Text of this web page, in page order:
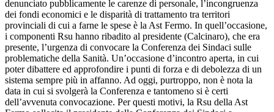
denunciato pubblicamente le carenze di personale, l’incongruenza
dei fondi economici e le disparità di trattamento tra territori
provinciali di cui a farne le spese è la Ast Fermo. In quell’occasione,
i componenti Rsu hanno ribadito al presidente (Calcinaro), che era
presente, l’urgenza di convocare la Conferenza dei Sindaci sulle
problematiche della Sanità. Un’occasione d’incontro aperta, in cui
poter dibattere ed approfondire i punti di forza e di debolezza di un
sistema sempre più in affanno. Ad oggi, purtroppo, non è nota la
data in cui si svolgerà la Conferenza e tantomeno si è certi
dell’avvenuta convocazione. Per questi motivi, la Rsu della Ast